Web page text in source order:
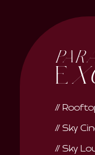
//
// Sky
// Sky